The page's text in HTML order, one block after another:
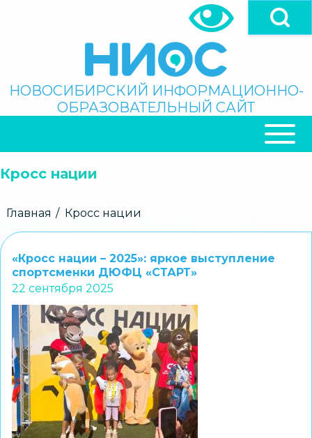
Поиск
НОВОСИБИРСКИЙ ИНФОРМАЦИОННО-
ОБРАЗОВАТЕЛЬНЫЙ САЙТ
НАВИГАЦИЯ
Кросс нации
Строка
Главная Кросс нации
«Кросс нации – 2025»: яркое выступление
спортсменки ДЮФЦ «СТАРТ»
22 сентября 2025